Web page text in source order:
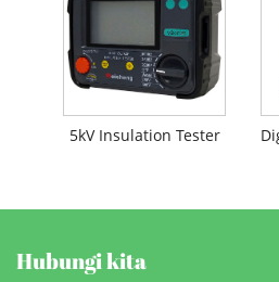
5kV Insulation Tester
Hubungi kita